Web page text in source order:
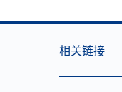
相关链接